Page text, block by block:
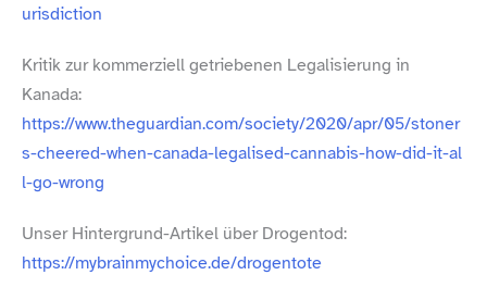
u​r​i​s​d​i​c​t​ion
Kritik zur kommerziell getriebenen Legalisierung in
Kanada:
https://​www​.theguardian​.com/​s​o​c​i​e​t​y​/​2​0​2​0​/​a​p​r​/​0​5​/​s​t​o​n​e​r​
s​-​c​h​e​e​r​e​d​-​w​h​e​n​-​c​a​n​a​d​a​-​l​e​g​a​l​i​s​e​d​-​c​a​n​n​a​b​i​s​-​h​o​w​-​d​i​d​-​i​t​-​a​l​
l​-​g​o​-​w​r​ong
Unser Hintergrund-​Artikel über Drogentod:
https://​mybrainmychoice​.de/​d​r​o​g​e​n​t​ote